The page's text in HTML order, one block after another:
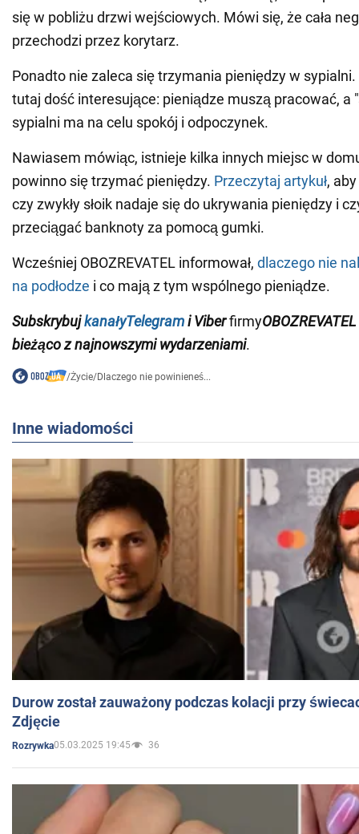
się w pobliżu drzwi wejściowych. Mówi się, że cała
przechodzi przez korytarz.
Ponadto nie zaleca się trzymania pieniędzy w
tutaj dość interesujące: pieniądze muszą pracować, a
sypialni ma na celu spokój i odpoczynek.
Nawiasem mówiąc, istnieje kilka innych miejsc w
powinno się trzymać pieniędzy. Przeczytaj artykuł,
czy zwykły słoik nadaje się do ukrywania pieniędzy i
przeciągać banknoty za pomocą gumki.
Wcześniej OBOZREVATEL informował, dlaczego nie
na podłodze i co mają z tym wspólnego pieniądze.
SubskrybujkanałyTelegramiViberfirmyOBOZREVATEL
bieżąco z najnowszymi wydarzeniami.
/Życie/Dlaczego nie powinieneś...
Inne wiadomości
Durow został zauważony podczas kolacji przy
Zdjęcie
Rozrywka05.03.2025 19:45 36